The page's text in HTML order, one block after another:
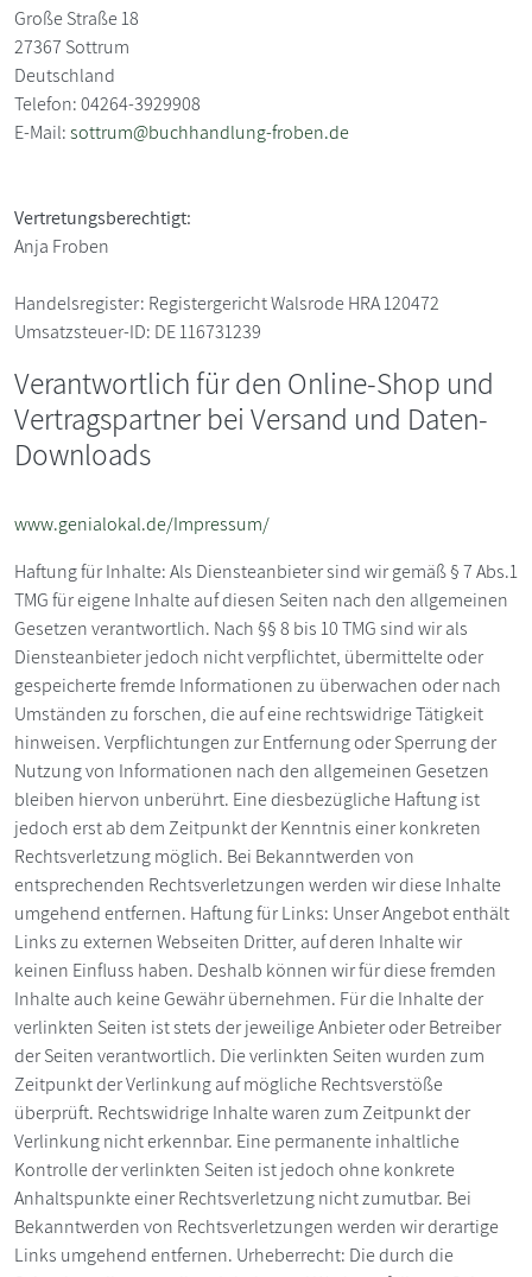
Große Straße 18
27367 Sottrum
Deutschland
Telefon: 04264-3929908
E-Mail:sottrum@buchhandlung-froben.de
Vertretungsberechtigt:
Anja Froben
Handelsregister: Registergericht Walsrode HRA 120472
Umsatzsteuer-ID: DE 116731239
Verantwortlich für den Online-Shop und
Vertragspartner bei Versand und Daten-
Downloads
www.genialokal.de/Impressum/
Haftung für Inhalte: Als Diensteanbieter sind wir gemäß § 7 Abs.1
TMG für eigene Inhalte auf diesen Seiten nach den allgemeinen
Gesetzen verantwortlich. Nach §§ 8 bis 10 TMG sind wir als
Diensteanbieter jedoch nicht verpflichtet, übermittelte oder
gespeicherte fremde Informationen zu überwachen oder nach
Umständen zu forschen, die auf eine rechtswidrige Tätigkeit
hinweisen. Verpflichtungen zur Entfernung oder Sperrung der
Nutzung von Informationen nach den allgemeinen Gesetzen
bleiben hiervon unberührt. Eine diesbezügliche Haftung ist
jedoch erst ab dem Zeitpunkt der Kenntnis einer konkreten
Rechtsverletzung möglich. Bei Bekanntwerden von
entsprechenden Rechtsverletzungen werden wir diese Inhalte
umgehend entfernen. Haftung für Links: Unser Angebot enthält
Links zu externen Webseiten Dritter, auf deren Inhalte wir
keinen Einfluss haben. Deshalb können wir für diese fremden
Inhalte auch keine Gewähr übernehmen. Für die Inhalte der
verlinkten Seiten ist stets der jeweilige Anbieter oder Betreiber
der Seiten verantwortlich. Die verlinkten Seiten wurden zum
Zeitpunkt der Verlinkung auf mögliche Rechtsverstöße
überprüft. Rechtswidrige Inhalte waren zum Zeitpunkt der
Verlinkung nicht erkennbar. Eine permanente inhaltliche
Kontrolle der verlinkten Seiten ist jedoch ohne konkrete
Anhaltspunkte einer Rechtsverletzung nicht zumutbar. Bei
Bekanntwerden von Rechtsverletzungen werden wir derartige
Links umgehend entfernen. Urheberrecht: Die durch die